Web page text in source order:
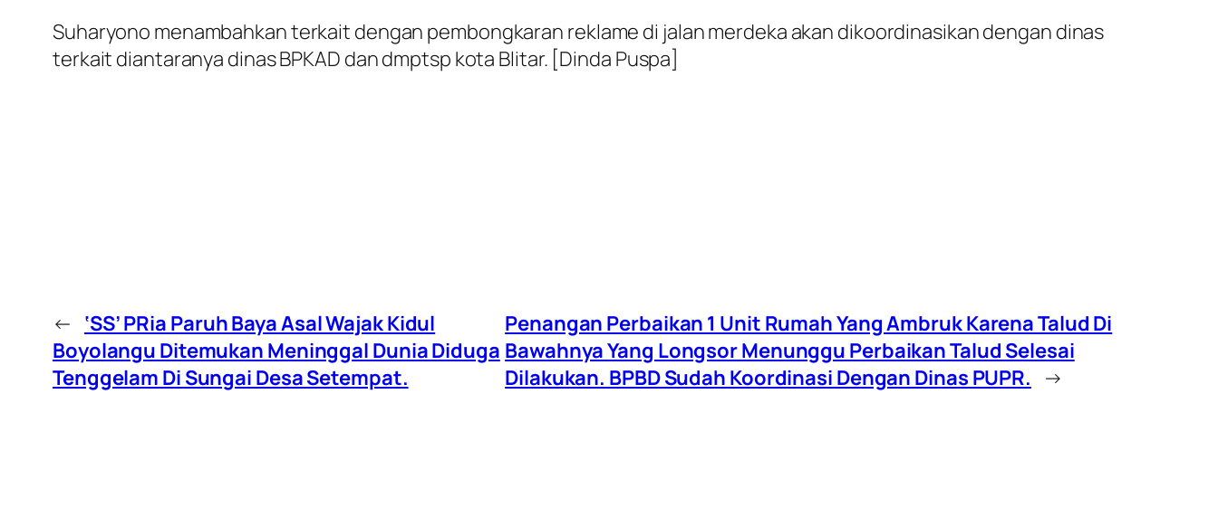
Suharyono menambahkan terkait dengan pembongkaran reklame di jalan merdeka akan dikoordinasikan dengan dinas
terkait diantaranya dinas BPKAD dan dmptsp kota Blitar. [Dinda Puspa]
← ‘SS’ PRia Paruh Baya Asal Wajak Kidul
Boyolangu Ditemukan Meninggal Dunia Diduga
Tenggelam Di Sungai Desa Setempat.
Penangan Perbaikan 1 Unit Rumah Yang Ambruk Karena Talud Di
Bawahnya Yang Longsor Menunggu Perbaikan Talud Selesai
Dilakukan. BPBD Sudah Koordinasi Dengan Dinas PUPR. →